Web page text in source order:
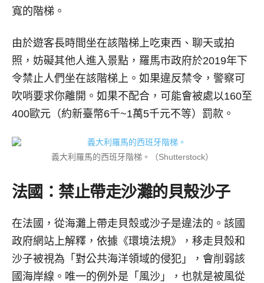
寬的階梯。
由於遊客長時間坐在該階梯上吃東西、聊天或拍
照，妨礙其他人進入景點，羅馬市政府於2019年下
令禁止人們坐在該階梯上。如果違反禁令，警察可
吹哨要求你離開。如果不配合，可能會被處以160至
400歐元（約新臺幣6千~1萬5千元不等）罰款。
義大利羅馬的西班牙階梯。（Shutterstock）
法國：禁止帶走沙灘的貝殼沙子
在法國，從海灘上帶走貝殼或沙子是違法的。該國
政府網站上解釋，依據《環境法規》，移走貝殼和
沙子被視為「對公共海洋領域的侵犯」，會削弱該
國海岸線。唯一的例外是「風沙」，也就是被風從